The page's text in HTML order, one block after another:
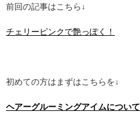
前回の記事はこちら↓
チェリーピンクで艶っぽく！
初めての方はまずはこちらを↓
ヘアーグルーミングアイムについて